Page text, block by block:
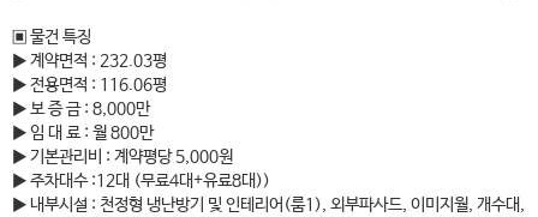
▣ 물건 특징
▶ 계약면적 : 232.03평
▶ 전용면적 : 116.06평
▶ 보 증 금 : 8,000만
▶ 임 대 료 : 월 800만
▶ 기본관리비 : 계약평당 5,000원
▶ 주차대수 :12대 (무료4대+유료8대))
▶ 내부시설 : 천정형 냉난방기 및 인테리어(룸1), 외부파사드, 이미지월, 개수대,